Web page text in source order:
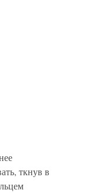
ткнув в